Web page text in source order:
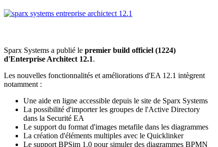
Sparx Systems a publié le premier build officiel (1224)
d'Enterprise Architect 12.1.
Les nouvelles fonctionnalités et améliorations d'EA 12.1 intègrent
notamment :
Une aide en ligne accessible depuis le site de Sparx Systems
La possibilité d'importer les groupes de l'Active Directory
dans la Securité EA
Le support du format d'images metafile dans les diagrammes
La création d'éléments multiples avec le Quicklinker
Le support BPSim 1.0 pour simuler des diagrammes BPMN